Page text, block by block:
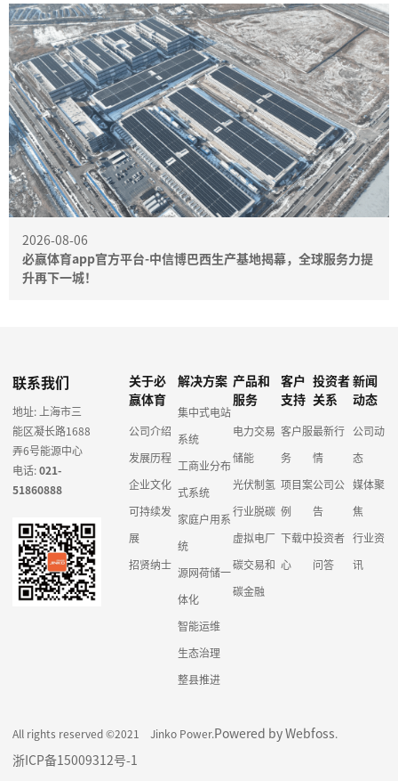
2026-08-06
必赢体育app官方平台-中信博巴西生产基地揭幕，全球服务力提
升再下一城！
联系我们
地址: 上海市三
能区凝长路1688
弄6号能源中心
电话:021-
51860888
关于必
赢体育
公司介绍
发展历程
企业文化
可持续发
展
招贤纳士
解决方案
集中式电站
系统
工商业分布
式系统
家庭户用系
统
源网荷储一
体化
智能运维
生态治理
整县推进
产品和
服务
电力交易
储能
光伏制氢
行业脱碳
虚拟电厂
碳交易和
碳金融
客户
支持
客户服
务
项目案
例
下载中
心
投资者
关系
最新行
情
公司公
告
投资者
问答
新闻
动态
公司动
态
媒体聚
焦
行业资
讯
All rights reserved ©2021 Jinko Power.Powered by Webfoss.
浙ICP备15009312号-1